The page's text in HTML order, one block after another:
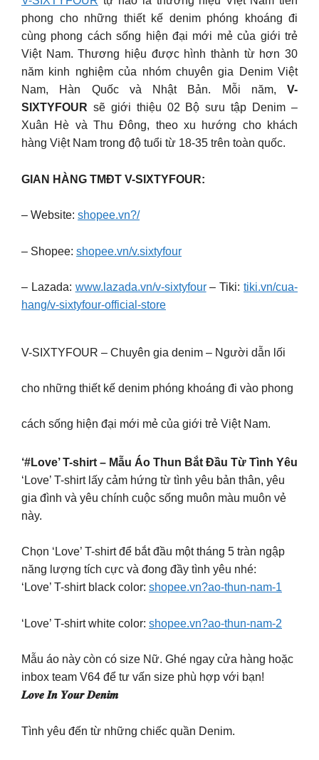
phong cho những thiết kế denim phóng khoáng đi
cùng phong cách sống hiện đại mới mẻ của giới trẻ
Việt Nam. Thương hiệu được hình thành từ hơn 30
năm kinh nghiệm của nhóm chuyên gia Denim Việt
Nam, Hàn Quốc và Nhật Bản. Mỗi năm, V-
SIXTYFOUR sẽ giới thiệu 02 Bộ sưu tập Denim –
Xuân Hè và Thu Đông, theo xu hướng cho khách
hàng Việt Nam trong độ tuổi từ 18-35 trên toàn quốc.
GIAN HÀNG TMĐT V-SIXTYFOUR:
– Website: shopee.vn?/
– Shopee: shopee.vn/v.sixtyfour
– Lazada: www.lazada.vn/v-sixtyfour– Tiki:tiki.vn/cua-
hang/v-sixtyfour-official-store
V-SIXTYFOUR – Chuyên gia denim – Người dẫn lối
cho những thiết kế denim phóng khoáng đi vào phong
cách sống hiện đại mới mẻ của giới trẻ Việt Nam.
‘#Love’ T-shirt – Mẫu Áo Thun Bắt Đầu Từ Tình Yêu
‘Love’ T-shirt lấy cảm hứng từ tình yêu bản thân, yêu
gia đình và yêu chính cuộc sống muôn màu muôn vẻ
này.
Chọn ‘Love’ T-shirt để bắt đầu một tháng 5 tràn ngập
năng lượng tích cực và đong đầy tình yêu nhé:
‘Love’ T-shirt black color: shopee.vn?ao-thun-nam-1
‘Love’ T-shirt white color: shopee.vn?ao-thun-nam-2
Mẫu áo này còn có size Nữ. Ghé ngay cửa hàng hoặc
inbox team V64 để tư vấn size phù hợp với bạn!
𝑳𝒐𝒗𝒆 𝑰𝒏 𝒀𝒐𝒖𝒓 𝑫𝒆𝒏𝒊𝒎
Tình yêu đến từ những chiếc quần Denim.